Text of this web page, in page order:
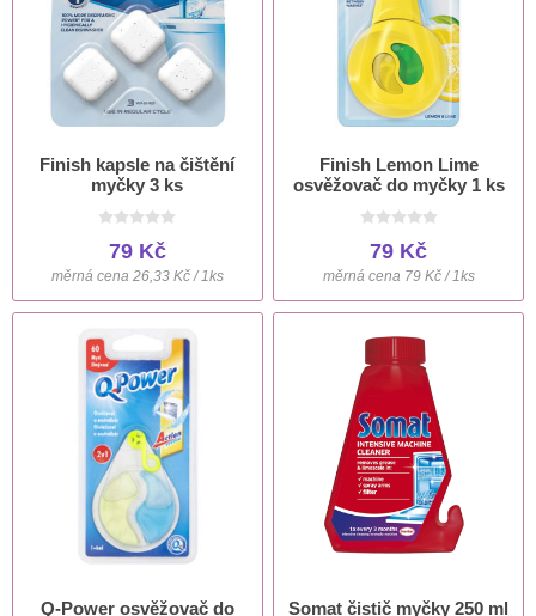
Finish kapsle na čištění
myčky 3 ks
79 Kč
měrná cena 26,33 Kč / 1ks
Finish Lemon Lime
osvěžovač do myčky 1 ks
79 Kč
měrná cena 79 Kč / 1ks
Q-Power osvěžovač do
Somat čistič myčky 250 ml